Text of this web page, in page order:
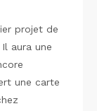
projet de
aura une
une carte